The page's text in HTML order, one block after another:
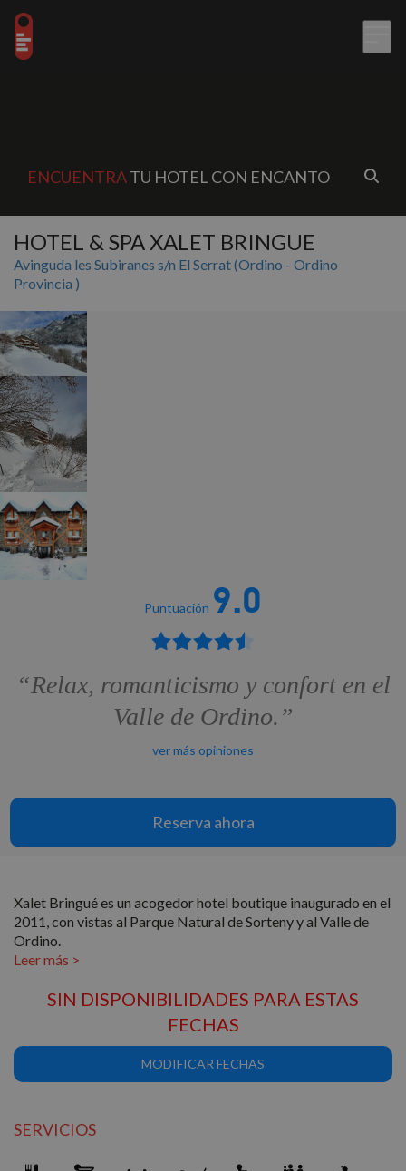
ENCUENTRATU HOTEL CON ENCANTO
HOTEL & SPA XALET BRINGUE
Avinguda les Subiranes s/n El Serrat (Ordino - Ordino
Provincia )
Puntuación 9.0
“Relax, romanticismo y confort en el
Valle de Ordino.”
ver más opiniones
Reserva ahora
Xalet Bringué es un acogedor hotel boutique inaugurado en el
2011, con vistas al Parque Natural de Sorteny y al Valle de
Ordino.
SIN DISPONIBILIDADES PARA ESTAS
FECHAS
MODIFICAR FECHAS
SERVICIOS